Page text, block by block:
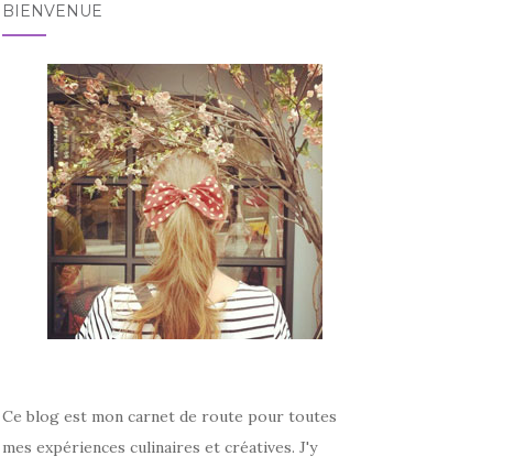
BIENVENUE
Ce blog est mon carnet de route pour toutes
mes expériences culinaires et créatives. J'y